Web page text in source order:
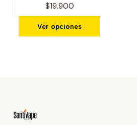
$19.900
Ver opciones